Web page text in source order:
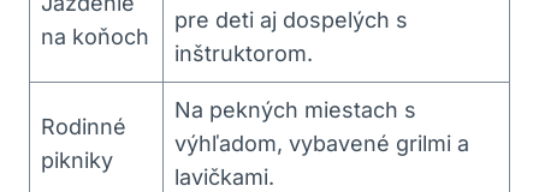
na koňoch
pre deti aj dospelých‍ s
inštruktorom.
Rodinné
pikniky
Na pekných miestach s‍
výhľadom,‍ vybavené grilmi a
lavičkami.